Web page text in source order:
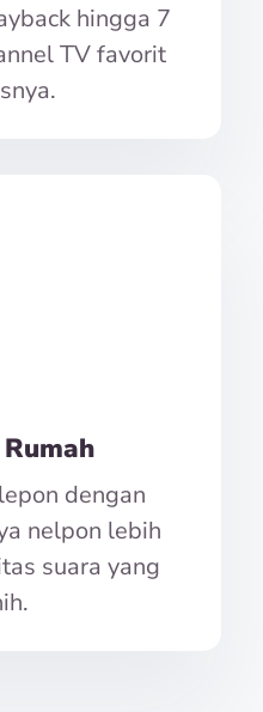
hingga 7
TV favorit
dengan
nelpon lebih
suara yang